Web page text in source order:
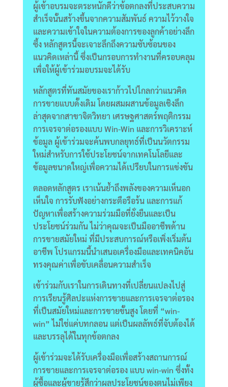
ผู้เข้าอบรมจะตระหนักดีว่าข้อตกลงที่ประสบความ
สำเร็จนั้นสร้างขึ้นจากความสัมพันธ์ ความไว้วางใจ
และความเข้าใจในความต้องการของลูกค้าอย่างลึก
ซึ้ง หลักสูตรนี้จะเจาะลึกถึงความซับซ้อนของ
แนวคิดเหล่านี้ ซึ่งเป็นกรอบการทำงานที่ครอบคลุม
เพื่อให้ผู้เข้าร่วมอบรมจะได้รับ
หลักสูตรที่ทันสมัยของเราก้าวไปไกลกว่าแนวคิด
การขายแบบดั้งเดิม โดยผสมผสานข้อมูลเชิงลึก
ล่าสุดจากสาขาจิตวิทยา เศรษฐศาสตร์พฤติกรรม
การเจรจาต่อรองแบบ Win-Win และการวิเคราะห์
ข้อมูล ผู้เข้าร่วมจะค้นพบกลยุทธ์ที่เป็นนวัตกรรม
ใหม่สำหรับการใช้ประโยชน์จากเทคโนโลยีและ
ข้อมูลขนาดใหญ่เพื่อความได้เปรียบในการแข่งขัน
ตลอดหลักสูตร เราเน้นย้ำถึงพลังของความเห็นอก
เห็นใจ การรับฟังอย่างกระตือรือร้น และการแก้
ปัญหาเพื่อสร้างความร่วมมือที่ยั่งยืนและเป็น
ประโยชน์ร่วมกัน ไม่ว่าคุณจะเป็นมืออาชีพด้าน
การขายสมัยใหม่ ที่มีประสบการณ์หรือเพิ่งเริ่มต้น
อาชีพ โปรแกรมนี้นำเสนอเครื่องมือและเทคนิคอัน
ทรงคุณค่าเพื่อขับเคลื่อนความสำเร็จ
เข้าร่วมกับเราในการเดินทางที่เปลี่ยนแปลงไปสู่
การเรียนรู้ศิลปะแห่งการขายและการเจรจาต่่อรอง
ที่เป็นสมัยใหม่และการขายขั้นสูง โดยที่ “win-
win” ไม่ใช่แค่บทกลอน แต่เป็นผลลัพธ์ที่จับต้องได้
และบรรลุได้ในทุกข้อตกลง
ผู้เข้าร่วมจะได้รับเครื่องมือเพื่อสร้างสถานการณ์
การขายและการเจรจาต่อรอง แบบ win-win ซึ่งทั้ง
ผู้ซื้อและผู้ขายรู้สึกว่าผลประโยชน์ของตนไม่เพียง